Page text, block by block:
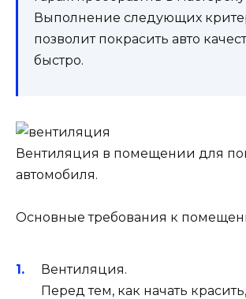
Выполнение следующих
позволит покрасить авто
быстро.
Вентиляция в помещении для
автомобиля.
Основные требования к
Вентиляция.
Перед тем, как начать